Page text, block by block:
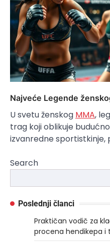
Najveće Legende
U svetu ženskog MMA,
trag koji oblikuje
izvanredne sportistkinje,
Search
Poslednji članci
Praktičan vodič za
procena hendikepa i